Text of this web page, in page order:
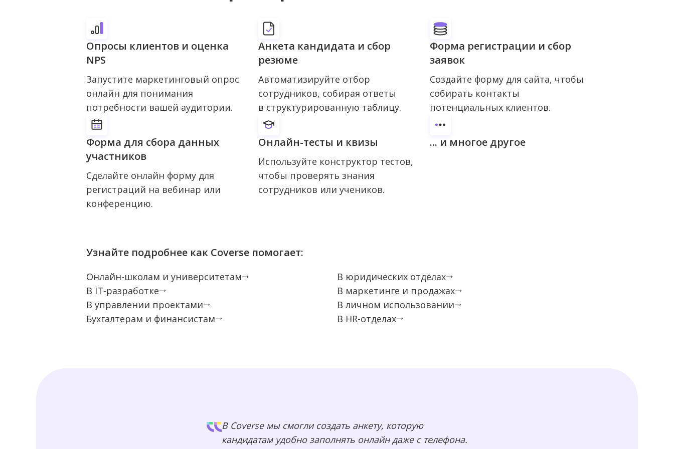
Опросы клиентов и оценка
NPS
Запустите маркетинговый опрос
онлайн для понимания
потребности вашей аудитории.
Анкета кандидата и сбор
резюме
Автоматизируйте отбор
сотрудников, собирая ответы
в структурированную таблицу.
Форма регистрации и сбор
заявок
Создайте форму для сайта, чтобы
собирать контакты
потенциальных клиентов.
Форма для сбора данных
участников
Сделайте онлайн форму для
регистраций на вебинар или
конференцию.
Онлайн-тесты и квизы
Используйте конструктор тестов,
чтобы проверять знания
сотрудников или учеников.
... и многое другое
Узнайте подробнее как Coverse помогает:
Онлайн-школам и университетам
В юридических отделах
В IT-разработке
В маркетинге и продажах
В управлении проектами
В личном использовании
Бухгалтерам и финансистам
В HR-отделах
В Coverse мы смогли создать анкету, которую
кандидатам удобно заполнять онлайн даже с телефона.